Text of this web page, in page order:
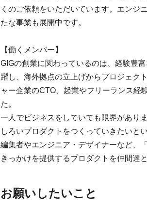
くのご依頼をいただいています。エンジ
たな事業も展開中です。
【働くメンバー】
GIGの創業に関わっているのは、経験豊
躍し、海外拠点の立上げからプロジェク
ャー企業のCTO、起業やフリーランス経
た。
一人でビジネスをしていても限界があり
しろいプロダクトをつくっていきたいと
編集者やエンジニア・デザイナーなど、
きっかけを提供するプロダクトを仲間達
お願いしたいこと